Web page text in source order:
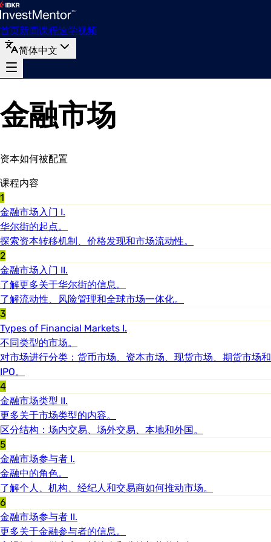
首页新闻课程速学视频
简体中文
金融市场
资本如何被配置
课程内容
1
金融市场入门 I.
华尔街的起点。
探索资本转移机制、价格发现和市场流动性。
2
金融市场入门 II.
了解更多关于华尔街的信息。
了解流动性、风险管理和全球市场一体化。
3
Types of Financial Markets I.
不同类型的市场。
对市场进行分类：货币市场、资本市场、现货市场、期货市场和
IPO。
4
金融市场类型 II.
更多关于市场类型的内容。
区分结构：场内交易、场外交易、本地和外国。
5
金融市场参与者 I.
金融中的角色。
了解个人、机构、经纪人和交易商如何推动市场。
6
金融市场参与者 II.
更多关于金融参与者的信息。